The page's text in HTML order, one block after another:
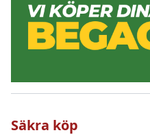
Säkra köp